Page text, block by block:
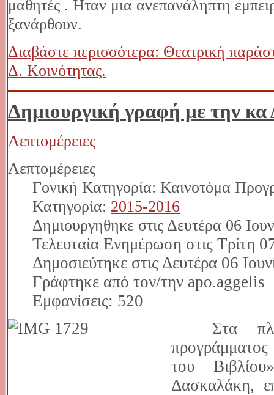
μαθητές . Ηταν μια ανεπανάληπτη
ξανάρθουν.
Διαβάστε περισσότερα: Θεατρική
Δ. Κοινότητας.
Δημιουργική γραφή με την
Λεπτομέρειες
Λεπτομέρειες
Γονική Κατηγορία: Καινοτόμα
Κατηγορία: 2015-2016
Δημιουργηθηκε στις Δευτέρα 06
Τελευταία Ενημέρωση στις Τρίτη
Δημοσιεύτηκε στις Δευτέρα 06
Γράφτηκε από τον/την apo.aggelis
Εμφανίσεις: 520
Στα
του
Δασκαλάκη,